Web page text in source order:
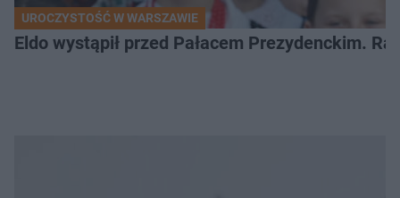
UROCZYSTOŚĆ W WARSZAWIE
Eldo wystąpił przed Pałacem Prezydenckim.